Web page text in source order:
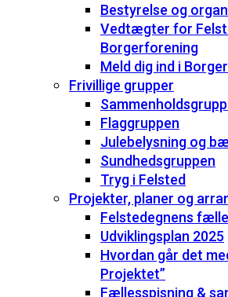
Bestyrelse og
Vedtægter for
Borgerforening
Meld dig ind i
Frivillige grupper
Flaggruppen
Julebelysning og
Sundhedsgruppen
Tryg i Felsted
Projekter, planer og
Felstedegnens
Udviklingsplan 2025
Hvordan går det
Projektet”
Fællesspisning &